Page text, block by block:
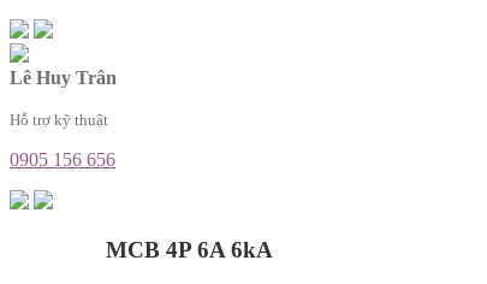
Lê Huy Trân
Hỗ trợ kỹ thuật
0905 156 656
MCB 4P 6A 6kA